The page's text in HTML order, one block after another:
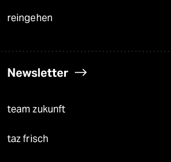
reingehen
Newsletter
team zukunft
taz frisch